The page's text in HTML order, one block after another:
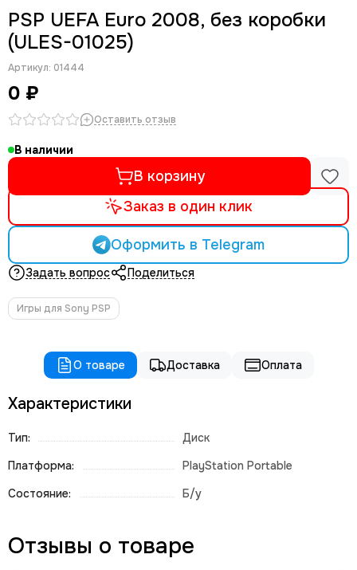
PSP UEFA Euro 2008, без коробки
(ULES-01025)
Артикул: 01444
0 ₽
Оставить отзыв
В наличии
В корзину
Заказ в один клик
Оформить в Telegram
Задать вопрос Поделиться
Игры для Sony PSP
О товаре Доставка Оплата
Характеристики
Тип:
Диск
Платформа:
PlayStation Portable
Состояние:
Б/у
Отзывы о товаре